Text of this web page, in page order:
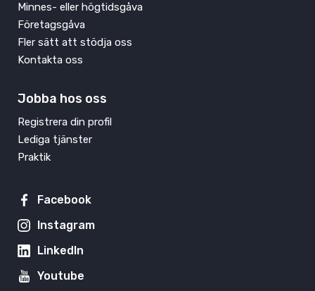
Minnes- eller högtidsgåva
Företagsgåva
Fler sätt att stödja oss
Kontakta oss
Jobba hos oss
Registrera din profil
Lediga tjänster
Praktik
Facebook
Instagram
LinkedIn
Youtube